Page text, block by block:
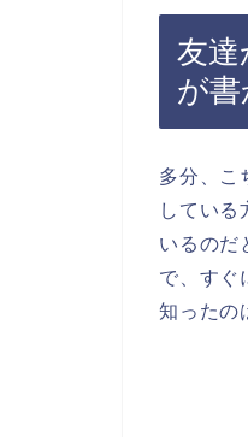
友
が
多分、こ
している
いるのだ
で、すぐ
知ったの